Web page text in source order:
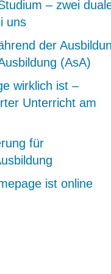
– zwei
uns
der
(AsA)
wirklich ist –
Unterricht am
für
ist online